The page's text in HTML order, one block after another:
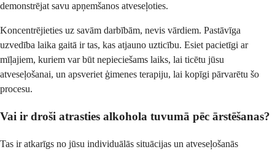
demonstrējat savu apņemšanos atveseļoties.
Koncentrējieties uz savām darbībām, nevis vārdiem. Pastāvīga
uzvedība laika gaitā ir tas, kas atjauno uzticību. Esiet pacietīgi ar
mīļajiem, kuriem var būt nepieciešams laiks, lai ticētu jūsu
atveseļošanai, un apsveriet ģimenes terapiju, lai kopīgi pārvarētu šo
procesu.
Vai ir droši atrasties alkohola tuvumā pēc ārstēšanas?
Tas ir atkarīgs no jūsu individuālās situācijas un atveseļošanās